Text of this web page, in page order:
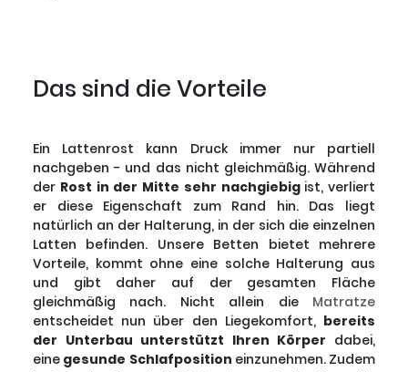
Das sind die Vorteile
Ein Lattenrost kann Druck immer nur partiell
nachgeben - und das nicht gleichmäßig. Während
der Rost in der Mitte sehr nachgiebigist, verliert
er diese Eigenschaft zum Rand hin. Das liegt
natürlich an der Halterung, in der sich die einzelnen
Latten befinden. Unsere Betten bietet mehrere
Vorteile, kommt ohne eine solche Halterung aus
und gibt daher auf der gesamten Fläche
gleichmäßig nach. Nicht allein die Matratze
entscheidet nun über den Liegekomfort, bereits
der Unterbau unterstützt Ihren Körper dabei,
eine gesunde Schlafposition einzunehmen. Zudem